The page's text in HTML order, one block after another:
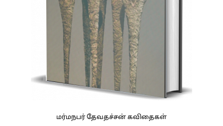
மர்மநபர் தேவதச்சன் கவிதைகள்